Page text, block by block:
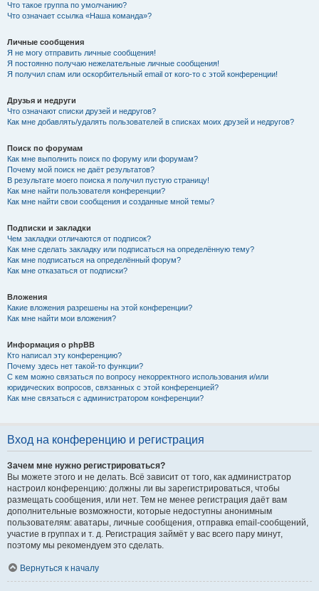
Что такое группа по умолчанию?
Что означает ссылка «Наша команда»?
Личные сообщения
Я не могу отправить личные сообщения!
Я постоянно получаю нежелательные личные сообщения!
Я получил спам или оскорбительный email от кого-то с этой конференции!
Друзья и недруги
Что означают списки друзей и недругов?
Как мне добавлять/удалять пользователей в списках моих друзей и недругов?
Поиск по форумам
Как мне выполнить поиск по форуму или форумам?
Почему мой поиск не даёт результатов?
В результате моего поиска я получил пустую страницу!
Как мне найти пользователя конференции?
Как мне найти свои сообщения и созданные мной темы?
Подписки и закладки
Чем закладки отличаются от подписок?
Как мне сделать закладку или подписаться на определённую тему?
Как мне подписаться на определённый форум?
Как мне отказаться от подписки?
Вложения
Какие вложения разрешены на этой конференции?
Как мне найти мои вложения?
Информация о phpBB
Кто написал эту конференцию?
Почему здесь нет такой-то функции?
С кем можно связаться по вопросу некорректного использования и/или
юридических вопросов, связанных с этой конференцией?
Как мне связаться с администратором конференции?
Вход на конференцию и регистрация
Зачем мне нужно регистрироваться?
Вы можете этого и не делать. Всё зависит от того, как администратор
настроил конференцию: должны ли вы зарегистрироваться, чтобы
размещать сообщения, или нет. Тем не менее регистрация даёт вам
дополнительные возможности, которые недоступны анонимным
пользователям: аватары, личные сообщения, отправка email-сообщений,
участие в группах и т. д. Регистрация займёт у вас всего пару минут,
поэтому мы рекомендуем это сделать.
Вернуться к началу